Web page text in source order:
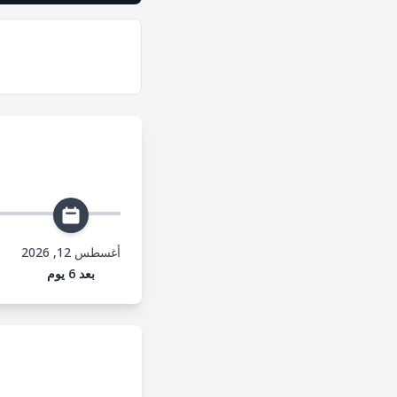
أغسطس 12, 2026
بعد 6 يوم